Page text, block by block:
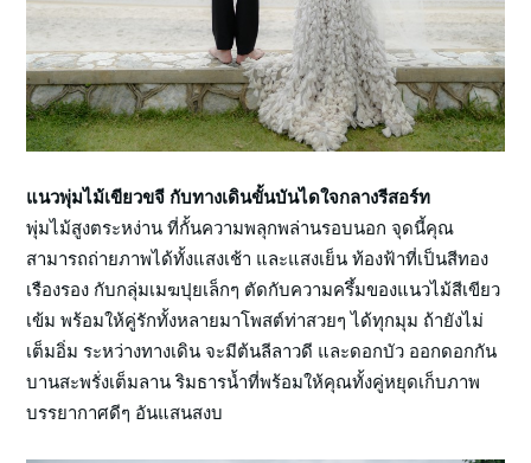
แนวพุ่มไม้เขียวขจี กับทางเดินขั้นบันไดใจกลางรีสอร์ท
พุ่มไม้สูงตระหง่าน ที่กั้นความพลุกพล่านรอบนอก จุดนี้คุณ
สามารถถ่ายภาพได้ทั้งแสงเช้า และแสงเย็น ท้องฟ้าที่เป็นสีทอง
เรืองรอง กับกลุ่มเมฆปุยเล็กๆ ตัดกับความครึ้มของแนวไม้สีเขียว
เข้ม พร้อมให้คู่รักทั้งหลายมาโพสต์ท่าสวยๆ ได้ทุกมุม ถ้ายังไม่
เต็มอิ่ม ระหว่างทางเดิน จะมีต้นลีลาวดี และดอกบัว ออกดอกกัน
บานสะพรั่งเต็มลาน ริมธารน้ำที่พร้อมให้คุณทั้งคู่หยุดเก็บภาพ
บรรยากาศดีๆ อันแสนสงบ